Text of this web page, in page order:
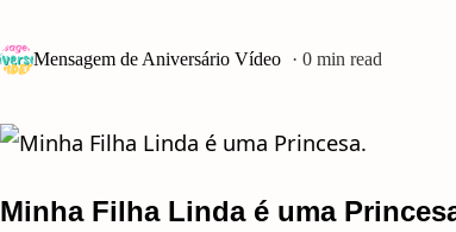
0
Minha Filha Linda é uma